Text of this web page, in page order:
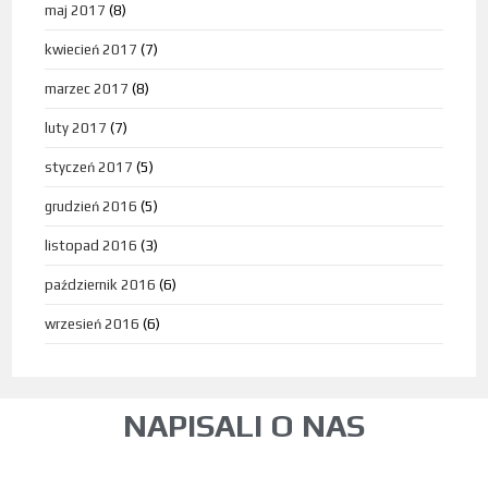
maj 2017 (8)
kwiecień 2017 (7)
marzec 2017 (8)
luty 2017 (7)
styczeń 2017 (5)
grudzień 2016 (5)
listopad 2016 (3)
październik 2016 (6)
wrzesień 2016 (6)
NAPISALI O NAS